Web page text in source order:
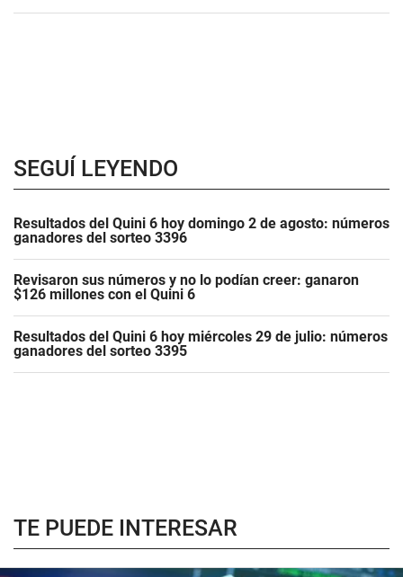
SEGUÍ LEYENDO
Resultados del Quini 6 hoy domingo 2 de agosto: números
ganadores del sorteo 3396
Revisaron sus números y no lo podían creer: ganaron
$126 millones con el Quini 6
Resultados del Quini 6 hoy miércoles 29 de julio: números
ganadores del sorteo 3395
TE PUEDE INTERESAR